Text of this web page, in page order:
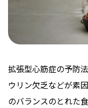
拡張型心筋症の予防
ウリン欠乏などが素
のバランスのとれた